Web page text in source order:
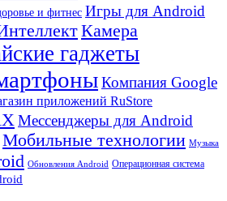
и фитнес Игры для Android
Камера
гаджеты
Компания Google
приложений RuStore
Мессенджеры для Android
Мобильные технологии Музыка
Обновления Android Операционная система